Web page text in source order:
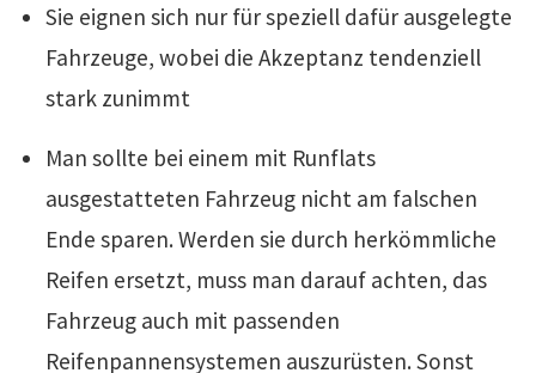
Sie eignen sich nur für speziell dafür ausgelegte
Fahrzeuge, wobei die Akzeptanz tendenziell
stark zunimmt
Man sollte bei einem mit Runflats
ausgestatteten Fahrzeug nicht am falschen
Ende sparen. Werden sie durch herkömmliche
Reifen ersetzt, muss man darauf achten, das
Fahrzeug auch mit passenden
Reifenpannensystemen auszurüsten. Sonst